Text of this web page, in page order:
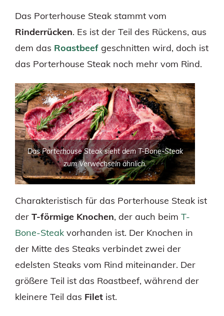
Das Porterhouse Steak stammt vom
Rinderrücken. Es ist der Teil des Rückens, aus
dem das Roastbeef geschnitten wird, doch ist
das Porterhouse Steak noch mehr vom Rind.
Das Porterhouse Steak sieht dem T-Bone-Steak
zum Verwechseln ähnlich.
Charakteristisch für das Porterhouse Steak ist
der T-förmige Knochen, der auch beim T-
Bone-Steak vorhanden ist. Der Knochen in
der Mitte des Steaks verbindet zwei der
edelsten Steaks vom Rind miteinander. Der
größere Teil ist das Roastbeef, während der
kleinere Teil das Filet ist.